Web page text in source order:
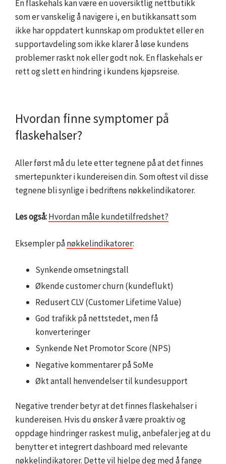
En flaskehals kan være en uoversiktlig nettbutikk
som er vanskelig å navigere i, en butikkansatt som
ikke har oppdatert kunnskap om produktet eller en
supportavdeling som ikke klarer å løse kundens
problemer raskt nok eller godt nok. En flaskehals er
rett og slett en hindring i kundens kjøpsreise.
Hvordan finne symptomer på
flaskehalser?
Aller først må du lete etter tegnene på at det finnes
smertepunkter i kundereisen din. Som oftest vil disse
tegnene bli synlige i bedriftens nøkkelindikatorer.
Les også:Hvordan måle kundetilfredshet?
Eksempler pånøkkelindikatorer:
Synkende omsetningstall
Økende customer churn (kundeflukt)
Redusert CLV (Customer Lifetime Value)
God trafikk på nettstedet, men få
konverteringer
Synkende Net Promotor Score (NPS)
Negative kommentarer på SoMe
Økt antall henvendelser til kundesupport
Negative trender betyr at det finnes flaskehalser i
kundereisen. Hvis du ønsker å være proaktiv og
oppdage hindringer raskest mulig, anbefaler jeg at du
benytter et integrert dashboard med relevante
nøkkelindikatorer. Dette vil hjelpe deg med å fange